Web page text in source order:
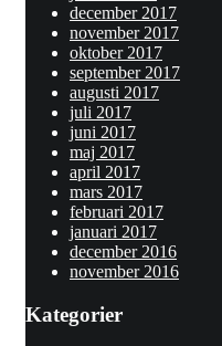
december 2017
november 2017
oktober 2017
september 2017
augusti 2017
juli 2017
juni 2017
maj 2017
april 2017
mars 2017
februari 2017
januari 2017
december 2016
november 2016
Kategorier